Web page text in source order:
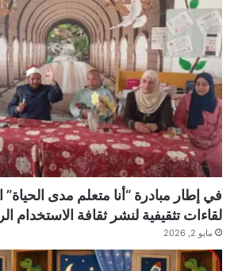
في إطار مبادرة “أنا متعلم مدى
لقاءات تثقيفية لنشر ثقافة الاستخدام
مايو 2, 2026